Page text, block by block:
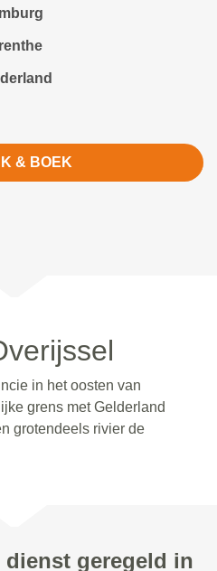
& BOEK
in het oosten van
grens met Gelderland
grotendeels rivier de
geregeld in